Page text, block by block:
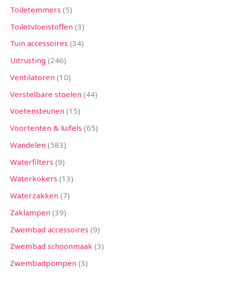
Toiletemmers 5
Toiletvloeistoffen 3
Tuin accessoires 34
Uitrusting 246
Ventilatoren 10
Verstelbare stoelen 44
Voetensteunen 15
Voortenten & luifels 65
Wandelen 583
Waterfilters 9
Waterkokers 13
Waterzakken 7
Zaklampen 39
Zwembad accessoires 9
Zwembad schoonmaak 3
Zwembadpompen 3